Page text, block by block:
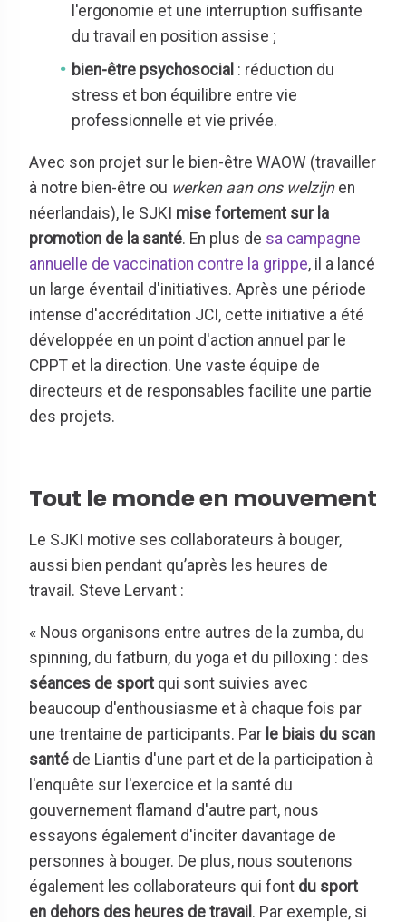
l'ergonomie et une interruption suffisante
du travail en position assise ;
bien-être psychosocial : réduction du
stress et bon équilibre entre vie
professionnelle et vie privée.
Avec son projet sur le bien-être WAOW (travailler
à notre bien-être ou werken aan ons welzijnen
néerlandais), le SJKI mise fortement sur la
promotion de la santé. En plus de sa campagne
annuelle de vaccination contre la grippe, il a lancé
un large éventail d'initiatives. Après une période
intense d'accréditation JCI, cette initiative a été
développée en un point d'action annuel par le
CPPT et la direction. Une vaste équipe de
directeurs et de responsables facilite une partie
des projets.
Tout le monde en mouvement
Le SJKI motive ses collaborateurs à bouger,
aussi bien pendant qu’après les heures de
travail. Steve Lervant :
« Nous organisons entre autres de la zumba, du
spinning, du fatburn, du yoga et du pilloxing : des
séances de sport qui sont suivies avec
beaucoup d'enthousiasme et à chaque fois par
une trentaine de participants. Par le biais du scan
santé de Liantis d'une part et de la participation à
l'enquête sur l'exercice et la santé du
gouvernement flamand d'autre part, nous
essayons également d'inciter davantage de
personnes à bouger. De plus, nous soutenons
également les collaborateurs qui font du sport
en dehors des heures de travail . Par exemple, si